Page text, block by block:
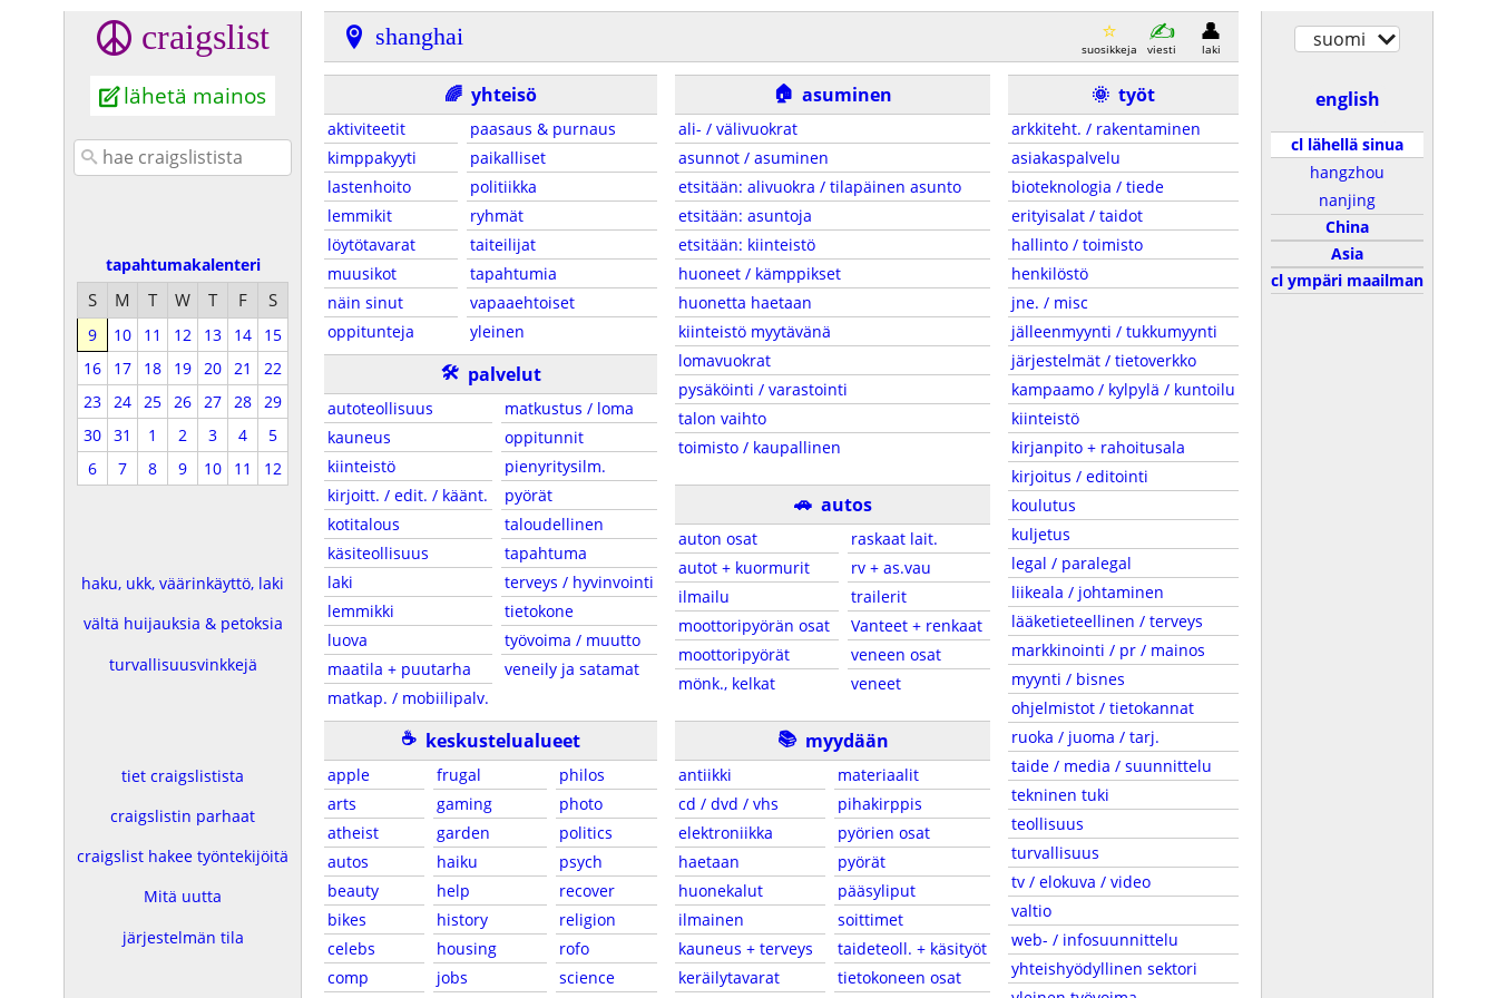
craigslist
lähetä mainos
tapahtumakalenteri
S M T W T F S
9 10 11 12 13 14
15
16
17 18 19 20 21
22
23 24 25 26 27 28 29
30 31 1 2 3 4
5
6
7 8 9 10 11 12
haku, ukk, väärinkäyttö, laki
vältä huijauksia & petoksia
turvallisuusvinkkejä
tiet craigslistista
craigslistin parhaat
craigslist hakee työntekijöitä
Mitä uutta
järjestelmän tila
shanghai suosikkeja viesti laki
🌈 yhteisö
aktiviteetit
kimppakyyti
lastenhoito
lemmikit
löytötavarat
muusikot
näin sinut
oppitunteja
paasaus & purnaus
paikalliset
politiikka
ryhmät
taiteilijat
tapahtumia
vapaaehtoiset
yleinen
🛠 palvelut
autoteollisuus
kauneus
kiinteistö
kirjoitt. / edit. / käänt.
kotitalous
käsiteollisuus
laki
lemmikki
luova
maatila + puutarha
matkap. / mobiilipalv.
matkustus / loma
oppitunnit
pienyritysilm.
pyörät
taloudellinen
tapahtuma
terveys / hyvinvointi
tietokone
työvoima / muutto
veneily ja satamat
☕ keskustelualueet
apple
arts
atheist
autos
beauty
bikes
celebs
comp
frugal
gaming
garden
haiku
help
history
housing
jobs
philos
photo
politics
psych
recover
religion
rofo
science
🏠 asuminen
ali- / välivuokrat
asunnot / asuminen
etsitään: alivuokra / tilapäinen asunto
etsitään: asuntoja
etsitään: kiinteistö
huoneet / kämppikset
huonetta haetaan
kiinteistö myytävänä
lomavuokrat
pysäköinti / varastointi
talon vaihto
toimisto / kaupallinen
🚗 autos
auton osat
autot + kuormurit
ilmailu
moottoripyörän osat
moottoripyörät
mönk., kelkat
raskaat lait.
rv + as.vau
trailerit
Vanteet + renkaat
veneen osat
veneet
📚 myydään
antiikki
cd / dvd / vhs
elektroniikka
haetaan
huonekalut
ilmainen
kauneus + terveys
keräilytavarat
materiaalit
pihakirppis
pyörien osat
pyörät
pääsyliput
soittimet
taideteoll. + käsityöt
tietokoneen osat
🌞 työt
arkkiteht. / rakentaminen
asiakaspalvelu
bioteknologia / tiede
erityisalat / taidot
hallinto / toimisto
henkilöstö
jne. / misc
jälleenmyynti / tukkumyynti
järjestelmät / tietoverkko
kampaamo / kylpylä / kuntoilu
kiinteistö
kirjanpito + rahoitusala
kirjoitus / editointi
koulutus
kuljetus
legal / paralegal
liikeala / johtaminen
lääketieteellinen / terveys
markkinointi / pr / mainos
myynti / bisnes
ohjelmistot / tietokannat
ruoka / juoma / tarj.
taide / media / suunnittelu
tekninen tuki
teollisuus
turvallisuus
tv / elokuva / video
valtio
web- / infosuunnittelu
yhteishyödyllinen sektori
suomi
english
cl lähellä sinua
hangzhou
nanjing
China
Asia
cl ympäri maailman